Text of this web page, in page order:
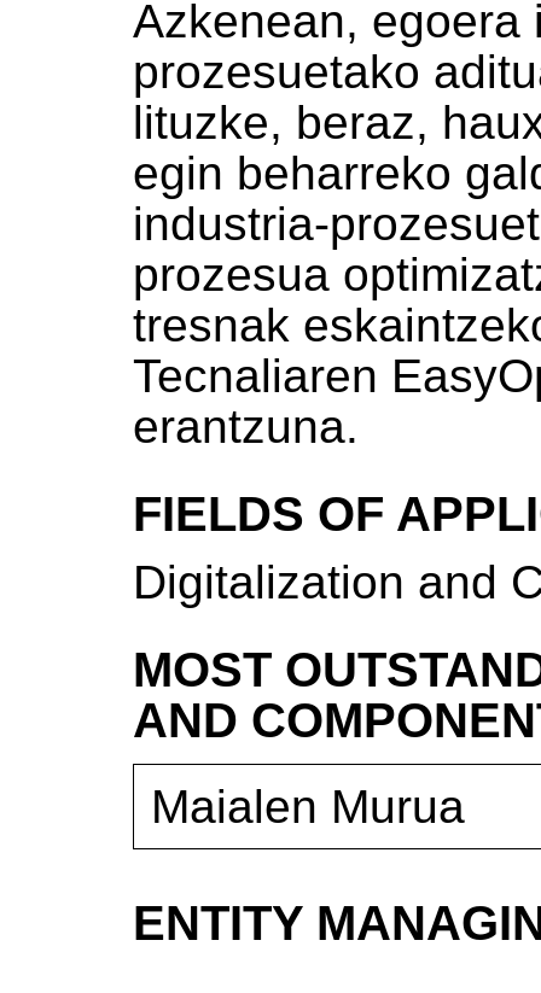
Azkenean, egoera
prozesuetako
lituzke, beraz,
egin beharreko
industria-
prozesua
tresnak
Tecnaliaren
erantzuna.
FIELDS OF
Digitalization and
MOST
AND
Maialen Murua
ENTITY